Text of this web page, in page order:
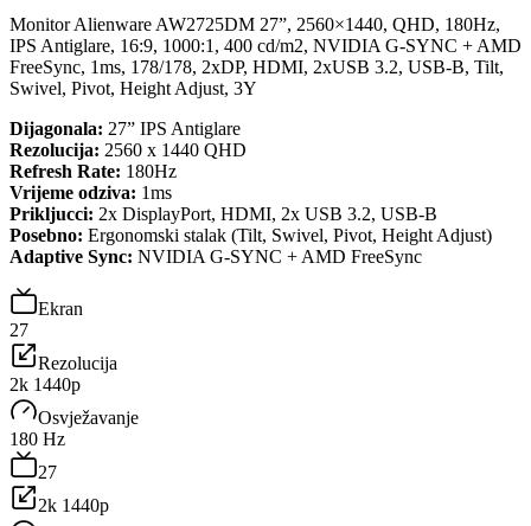
Monitor Alienware AW2725DM 27”, 2560×1440, QHD, 180Hz,
IPS Antiglare, 16:9, 1000:1, 400 cd/m2, NVIDIA G-SYNC + AMD
FreeSync, 1ms, 178/178, 2xDP, HDMI, 2xUSB 3.2, USB-B, Tilt,
Swivel, Pivot, Height Adjust, 3Y
Dijagonala: 27” IPS Antiglare
Rezolucija: 2560 x 1440 QHD
Refresh Rate: 180Hz
Vrijeme odziva: 1ms
Prikljucci: 2x DisplayPort, HDMI, 2x USB 3.2, USB-B
Posebno: Ergonomski stalak (Tilt, Swivel, Pivot, Height Adjust)
Adaptive Sync: NVIDIA G-SYNC + AMD FreeSync
Ekran
27
Rezolucija
2k 1440p
Osvježavanje
180 Hz
27
2k 1440p